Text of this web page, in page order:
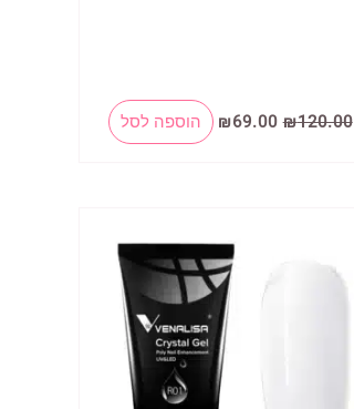
₪120.00
המחיר
המקורי
₪69.00
המחיר
הנוכחי
הוספה לסל